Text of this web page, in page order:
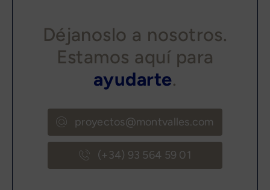
Déjanoslo a nosotros.
Estamos aquí para
ayudarte.
proyectos@montvalles.com
(+34) 93 564 59 01